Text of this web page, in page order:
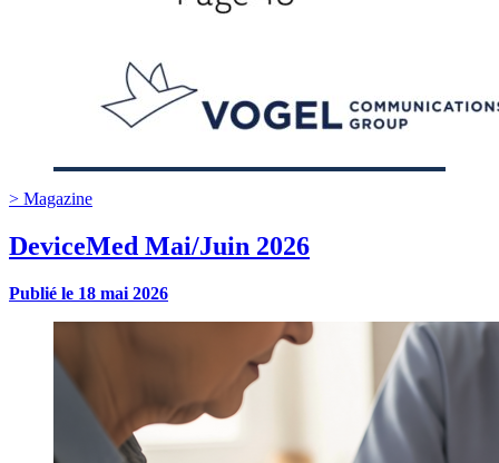
> Magazine
DeviceMed Mai/Juin 2026
Publié le 18 mai 2026